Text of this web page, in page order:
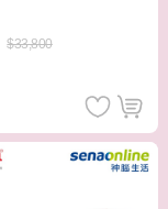
$33,800